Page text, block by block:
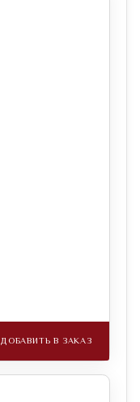
ДОБАВИТЬ В ЗАКАЗ